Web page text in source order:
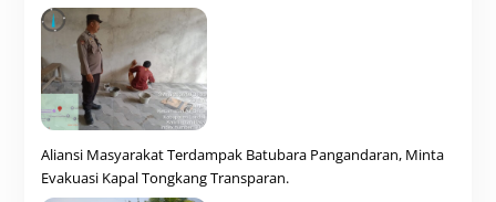
Aliansi Masyarakat Terdampak Batubara Pangandaran, Minta
Evakuasi Kapal Tongkang Transparan.